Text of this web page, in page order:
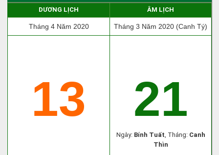
DƯƠNG LỊCH ÂM LỊCH
Tháng 4 Năm 2020 Tháng 3 Năm 2020 (Canh Tý)
13 21
Ngày: Bính Tuất, Tháng: Canh
Thìn